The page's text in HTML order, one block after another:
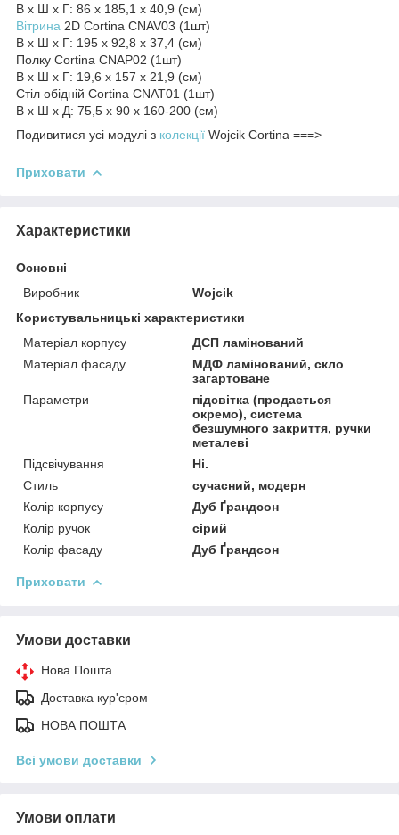
В х Ш х Г: 86 х 185,1 х 40,9 (см)
Вітрина 2D Cortina CNAV03 (1шт)
В х Ш х Г: 195 х 92,8 х 37,4 (см)
Полку Cortina CNAP02 (1шт)
В х Ш х Г: 19,6 х 157 х 21,9 (см)
Стіл обідній Cortina CNAT01 (1шт)
В х Ш х Д: 75,5 х 90 х 160-200 (см)
Подивитися усі модулі з колекції Wojcik Cortina ===>
Приховати
Характеристики
Основні
Виробник
Wojcik
Користувальницькі характеристики
Матеріал корпусу
ДСП ламінований
Матеріал фасаду
МДФ ламінований, скло
загартоване
Параметри
підсвітка (продається
окремо), система
безшумного закриття, ручки
металеві
Підсвічування
Ні.
Стиль
сучасний, модерн
Колір корпусу
Дуб Ґрандсон
Колір ручок
сірий
Колір фасаду
Дуб Ґрандсон
Приховати
Умови доставки
Нова Пошта
Доставка кур'єром
НОВА ПОШТА
Всі умови доставки
Умови оплати